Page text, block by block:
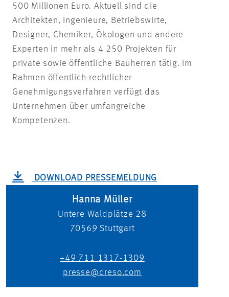
500 Millionen Euro. Aktuell sind die
Architekten, Ingenieure, Betriebswirte,
Designer, Chemiker, Ökologen und andere
Experten in mehr als 4 250 Projekten für
private sowie öffentliche Bauherren tätig. Im
Rahmen öffentlich-rechtlicher
Genehmigungsverfahren verfügt das
Unternehmen über umfangreiche
Kompetenzen.
DOWNLOAD PRESSEMELDUNG
Hanna Müller
Untere Waldplätze 28
70569 Stuttgart
+49 711 1317-1309
presse@dreso.com